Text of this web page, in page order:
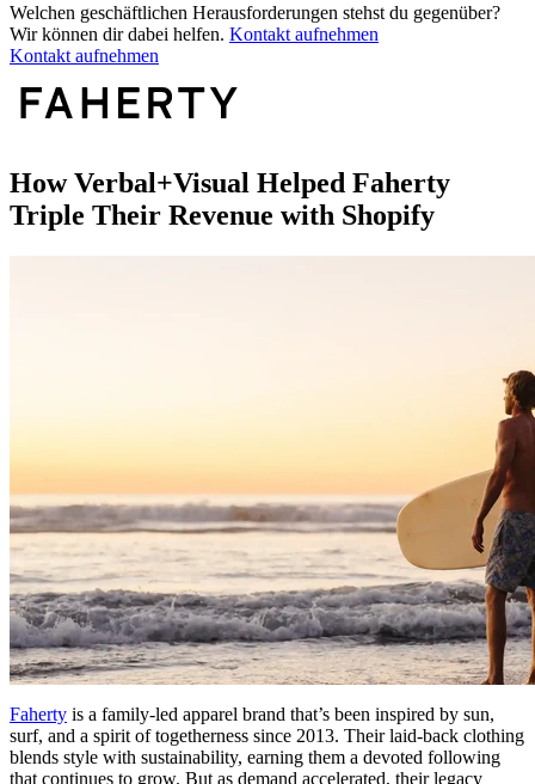
Welchen geschäftlichen Herausforderungen stehst du gegenüber?
Wir können dir dabei helfen. Kontakt aufnehmen
Kontakt aufnehmen
How Verbal+Visual Helped Faherty
Triple Their Revenue with Shopify
Faherty is a family-led apparel brand that’s been inspired by sun,
surf, and a spirit of togetherness since 2013. Their laid-back clothing
blends style with sustainability, earning them a devoted following
that continues to grow. But as demand accelerated, their legacy